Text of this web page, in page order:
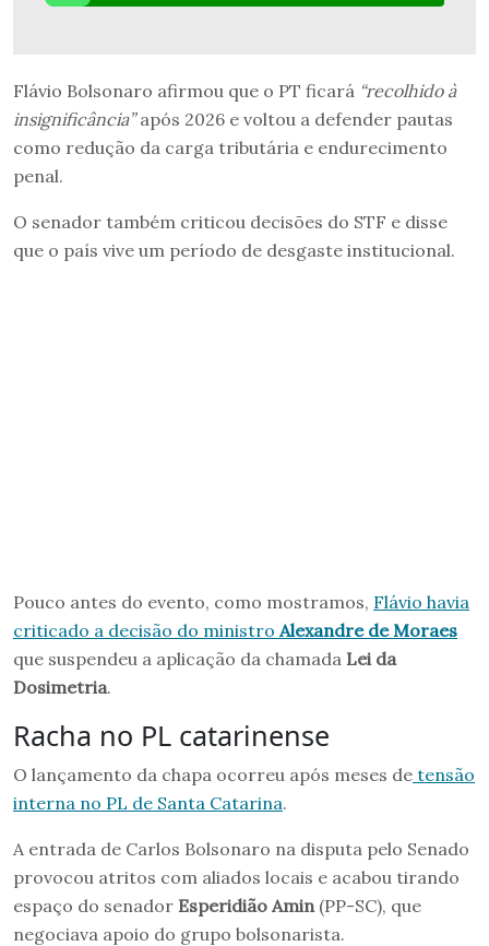
Flávio Bolsonaro afirmou que o PT ficará “recolhido à
insignificância”após 2026 e voltou a defender pautas
como redução da carga tributária e endurecimento
penal.
O senador também criticou decisões do STF e disse
que o país vive um período de desgaste institucional.
Pouco antes do evento, como mostramos, Flávio havia
criticado a decisão do ministro Alexandre de Moraes
que suspendeu a aplicação da chamada Lei da
Dosimetria.
Racha no PL catarinense
O lançamento da chapa ocorreu após meses de tensão
interna no PL de Santa Catarina.
A entrada de Carlos Bolsonaro na disputa pelo Senado
provocou atritos com aliados locais e acabou tirando
espaço do senador Esperidião Amin (PP-SC), que
negociava apoio do grupo bolsonarista.